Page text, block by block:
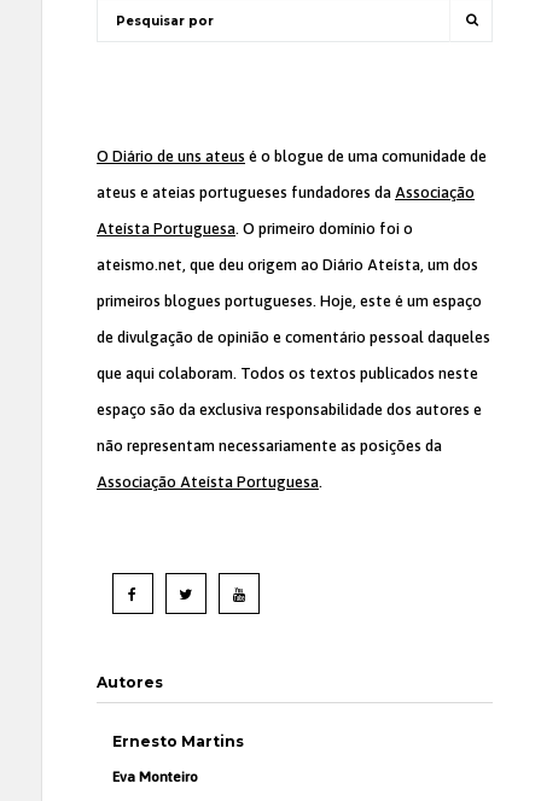
O Diário de uns ateus é o blogue de uma comunidade de
ateus e ateias portugueses fundadores da Associação
Ateísta Portuguesa. O primeiro domínio foi o
ateismo.net, que deu origem ao Diário Ateísta, um dos
primeiros blogues portugueses. Hoje, este é um espaço
de divulgação de opinião e comentário pessoal daqueles
que aqui colaboram. Todos os textos publicados neste
espaço são da exclusiva responsabilidade dos autores e
não representam necessariamente as posições da
Associação Ateísta Portuguesa.
Autores
Ernesto Martins
Eva Monteiro